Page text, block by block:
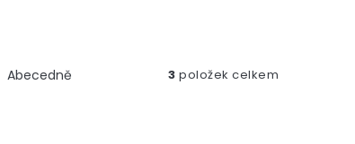
Abecedně 3 položek celkem